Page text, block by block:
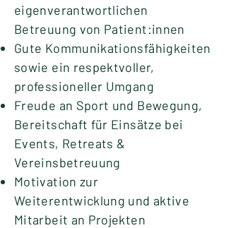
eigenverantwortlichen
Betreuung von Patient:innen
Gute Kommunikationsfähigkeiten
sowie ein respektvoller,
professioneller Umgang
Freude an Sport und Bewegung,
Bereitschaft für Einsätze bei
Events, Retreats &
Vereinsbetreuung
Motivation zur
Weiterentwicklung und aktive
Mitarbeit an Projekten